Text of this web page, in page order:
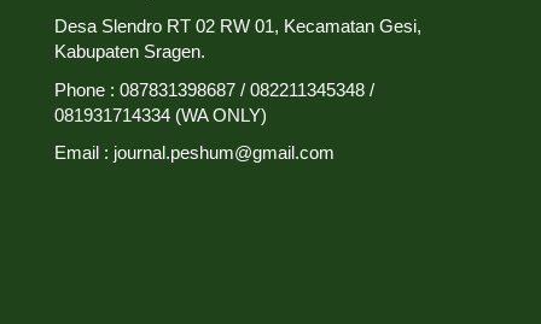
Desa Slendro RT 02 RW 01, Kecamatan Gesi,
Kabupaten Sragen.
Phone : 087831398687 / 082211345348 /
081931714334 (WA ONLY)
Email : journal.peshum@gmail.com